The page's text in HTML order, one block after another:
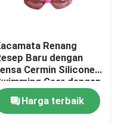
Renang
Baru dengan
Cermin Silicone
Gear dengan
Fit Anti-Fog
UV Protection
Harga terbaik